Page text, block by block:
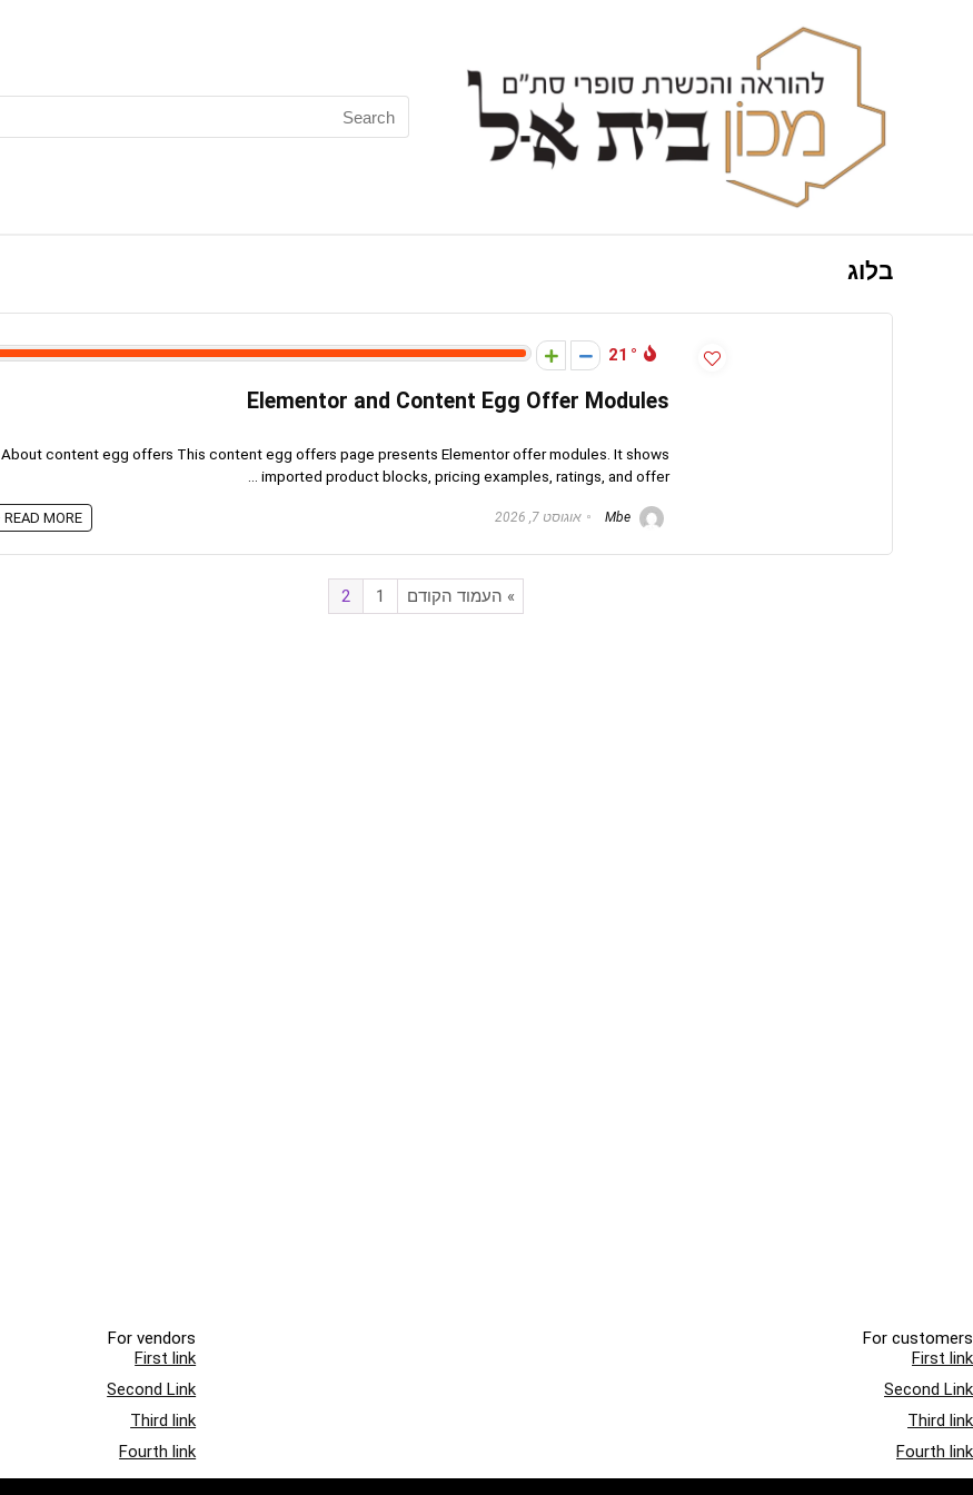
Search
for:
בלוג
Elementor and Content Egg Offer Modules
About content egg offers This content egg offers page presents Elementor offer modules. It shows
imported product blocks, pricing examples, ratings, and offer ...
אוגוסט 7, 2026 READ MORE +
» העמוד הקודם 1
2
For customers
First link
Second Link
Third link
Fourth link
For vendors
First link
Second Link
Third link
Fourth link